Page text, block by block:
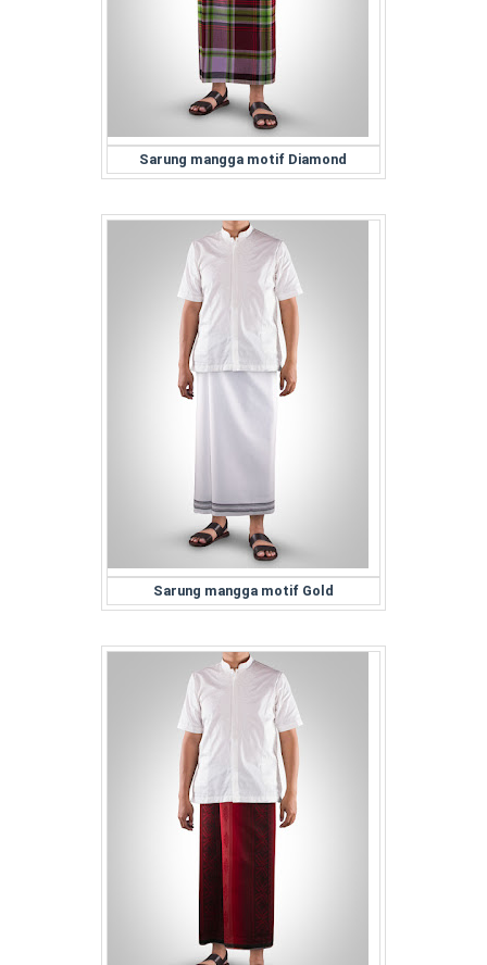
Sarung mangga motif Diamond
Sarung mangga motif Gold